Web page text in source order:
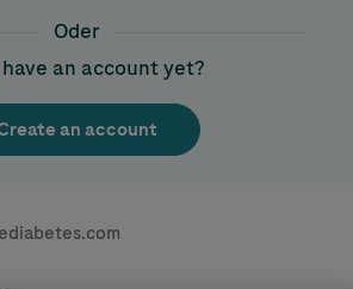
Oder
an account yet?